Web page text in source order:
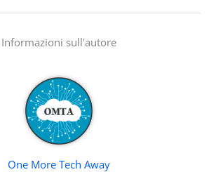
Informazioni sull'autore
One More Tech Away